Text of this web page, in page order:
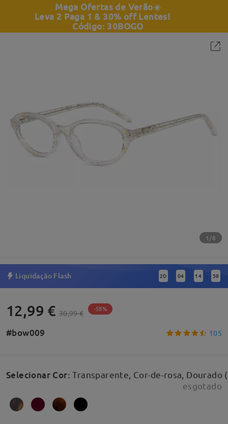
Mega Ofertas de Verão☀️
Leva 2 Paga 1 & 30% off Lentes!
Código: 30BOGO
1/8
Liquidação Flash 2D : 04 : 14 : 59
12,99 € 30,99 € -58%
#bow009 105
Selecionar Cor:Transparente, Cor-de-rosa, Dourado
esgotado